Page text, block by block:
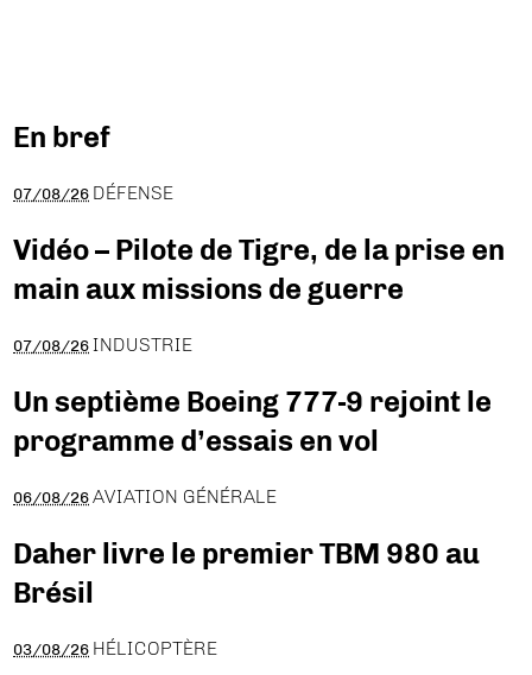
En bref
07/08/26 DÉFENSE
Vidéo – Pilote de Tigre, de la prise en
main aux missions de guerre
07/08/26 INDUSTRIE
Un septième Boeing 777-9 rejoint le
programme d’essais en vol
06/08/26 AVIATION GÉNÉRALE
Daher livre le premier TBM 980 au
Brésil
03/08/26 HÉLICOPTÈRE